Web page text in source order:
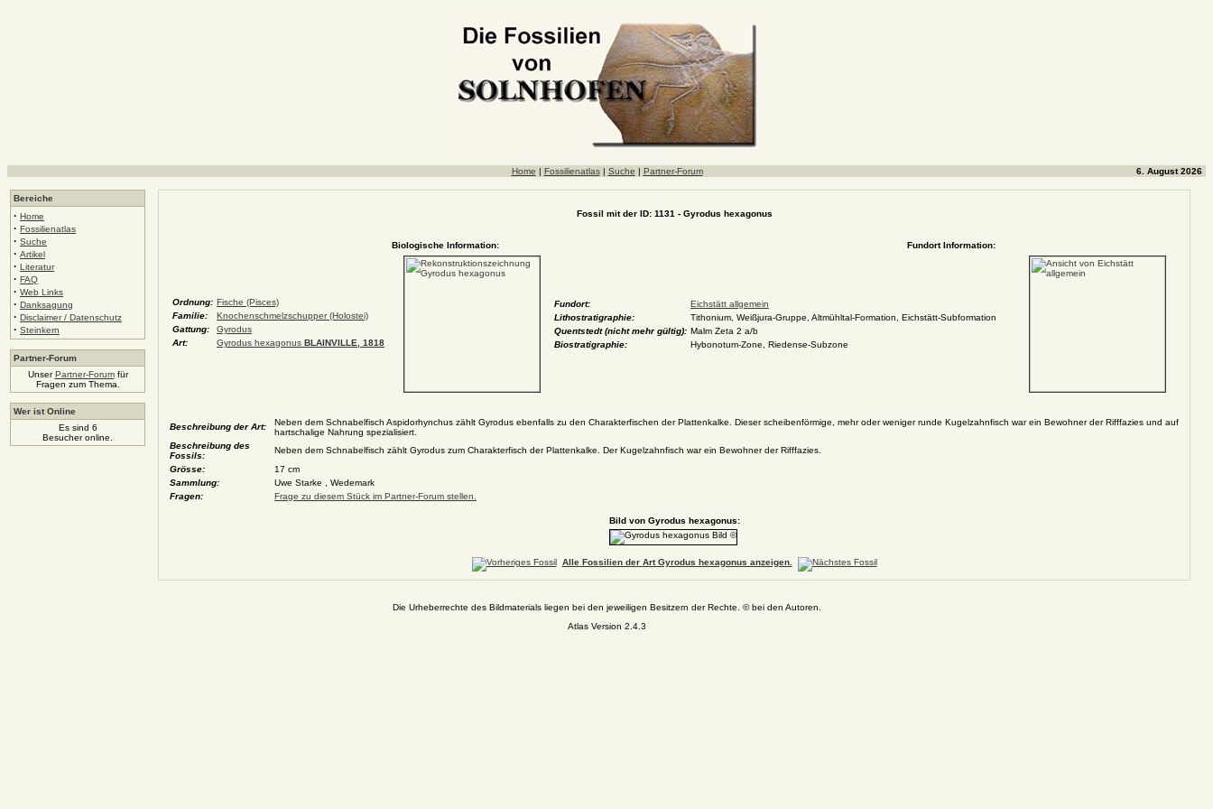
Home | Fossilienatlas| Suche | Partner-Forum 6. August 2026
Bereiche
· Home
· Fossilienatlas
· Suche
· Artikel
· Literatur
· FAQ
· Web Links
· Danksagung
· Disclaimer / Datenschutz
· Steinkern
Partner-Forum
UnserPartner-Forumfür
Fragen zum Thema.
Wer ist Online
Es sind 6
Besucher online.
Fossil mit der ID: 1131 - Gyrodus hexagonus
Biologische Information: Fundort Information:
Ordnung: Fische (Pisces)
Familie:
Knochenschmelzschupper (Holostei)
Gattung:
Gyrodus
Art:
Gyrodus hexagonus BLAINVILLE, 1818
Fundort:
Eichstätt allgemein
Lithostratigraphie:
Tithonium, Weißjura-Gruppe, Altmühltal-Formation, Eichstätt-Subformation
Quentstedt (nicht mehr gültig): Malm Zeta 2 a/b
Biostratigraphie:
Hybonotum-Zone, Riedense-Subzone
Beschreibung der Art:
Neben dem Schnabelfisch Aspidorhynchus zählt Gyrodus ebenfalls zu den Charakterfischen der Plattenkalke. Dieser scheibenförmige, mehr oder weniger runde Kugelzahnfisch war ein Bewohner der Rifffazies und auf
hartschalige Nahrung spezialisiert.
Beschreibung des
Fossils:
Neben dem Schnabelfisch zählt Gyrodus zum Charakterfisch der Plattenkalke. Der Kugelzahnfisch war ein Bewohner der Rifffazies.
Grösse:
17 cm
Sammlung:
Uwe Starke , Wedemark
Fragen:
Frage zu diesem Stück im Partner-Forum stellen.
Bild von Gyrodus hexagonus:
Alle Fossilien der Art Gyrodus hexagonus anzeigen.
Die Urheberrechte des Bildmaterials liegen bei den jeweiligen Besitzern der Rechte. © bei den Autoren.
Atlas Version 2.4.3